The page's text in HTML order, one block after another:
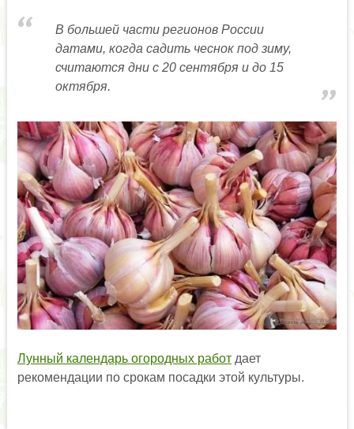
В большей части регионов России
датами, когда садить чеснок под зиму,
считаются дни с 20 сентября и до 15
октября.
Лунный календарь огородных работдает
рекомендации по срокам посадки этой культуры.